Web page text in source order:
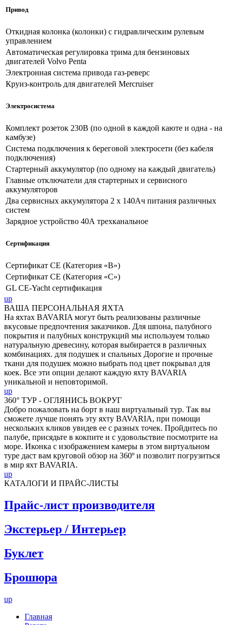
Привод
Откидная колонка (колонки) с гидравлическим рулевым
управлением
Автоматическая регулировка трима для бензиновых
двигателей Volvo Penta
Электронная система привода газ-реверс
Круиз-контроль для двигателей Mercruiser
Электросистема
Комплект розеток 230В (по одной в каждой каюте и одна - на
камбузе)
Система подключения к береговой электросети (без кабеля
подключения)
Стартерный аккумулятор (по одному на каждый двигатель)
Главные отключатели для стартерных и сервисного
аккумуляторов
Два сервисных аккумулятора 2 х 140Ач питания различных
систем
Зарядное устройство 40А трехканальное
Сертификация
Сертификат CE (Категория «В»)
Сертификат CE (Категория «С»)
GL CE-Yacht сертификация
up
ВАША ПЕРСОНАЛЬНАЯ ЯХТА
На яхтах BAVARIA могут быть реализованы различные
вкусовые предпочтения заказчиков. Для шпона, палубного
покрытия и палубных конструкций мы используем только
натуральную древесину, которая выбирается в различных
комбинациях. для подушек и спальных Дорогие и прочные
ткани для подушек можно выбрать под цвет покрывал для
коек. Все эти опции делают каждую яхту BAVARIA
уникальной и неповторимой.
up
360° ТУР - ОГЛЯНИСЬ ВОКРУГ
Добро пожаловать на борт в наш виртуальный тур. Так вы
сможете лучше понять эту яхту BAVARIA, при помощи
нескольких кликов увидев ее с разных точек. Пройдитесь по
палубе, присядьте в кокпите и с удовольствие посмотрите на
море. Иконка с изображением камеры в этом виртуальном
туре даст вам круговой обзор на 360º и позволит погрузиться
в мир яхт BAVARIA.
up
КАТАЛОГИ И ПРАЙС-ЛИСТЫ
Прайс-лист производителя
Экстерьер / Интерьер
Буклет
Брошюра
up
Главная